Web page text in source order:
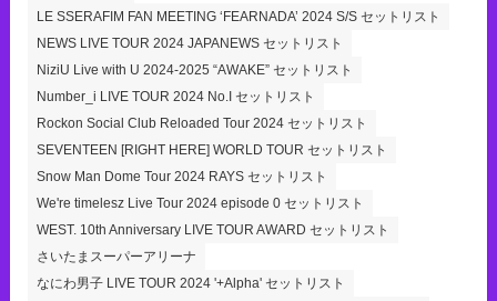
LE SSERAFIM FAN MEETING ‘FEARNADA’ 2024 S/S セットリスト
NEWS LIVE TOUR 2024 JAPANEWS セットリスト
NiziU Live with U 2024-2025 “AWAKE” セットリスト
Number_i LIVE TOUR 2024 No.I セットリスト
Rockon Social Club Reloaded Tour 2024 セットリスト
SEVENTEEN [RIGHT HERE] WORLD TOUR セットリスト
Snow Man Dome Tour 2024 RAYS セットリスト
We're timelesz Live Tour 2024 episode 0 セットリスト
WEST. 10th Anniversary LIVE TOUR AWARD セットリスト
さいたまスーパーアリーナ
なにわ男子 LIVE TOUR 2024 '+Alpha' セットリスト